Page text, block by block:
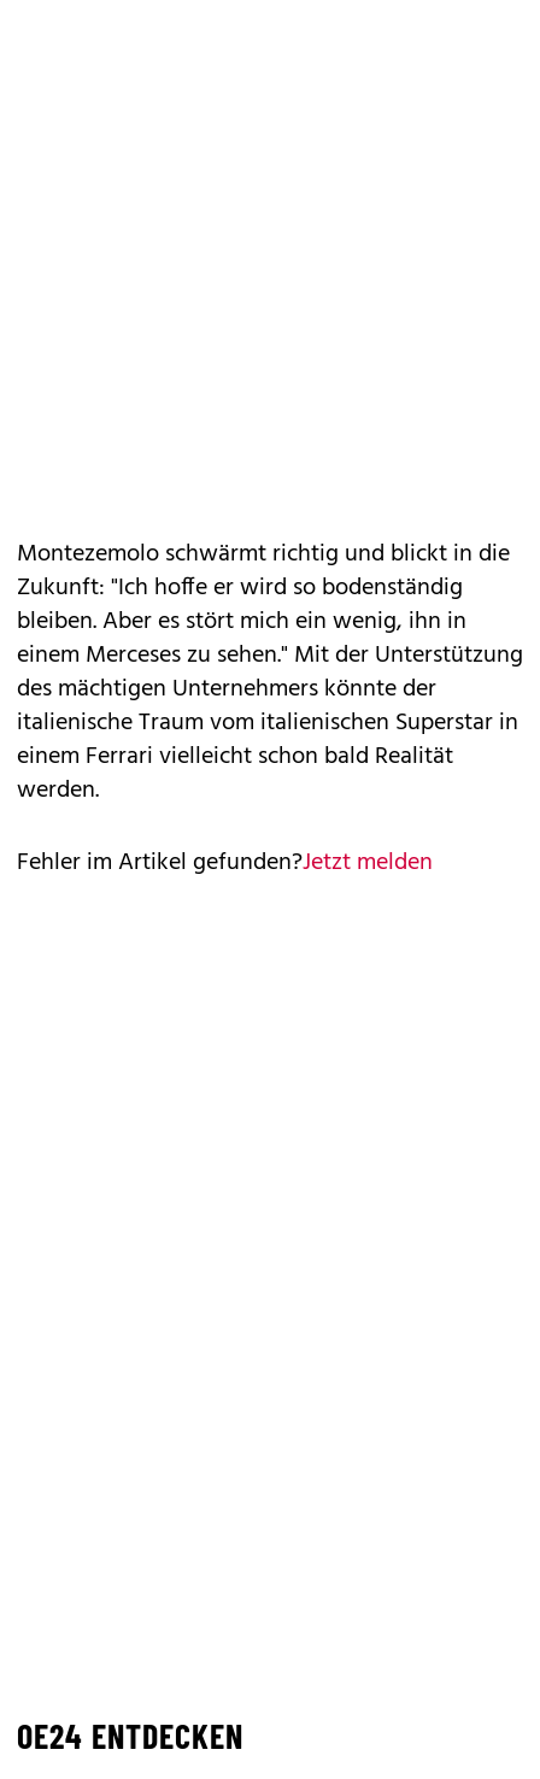
Montezemolo schwärmt richtig und blickt in die
Zukunft: "Ich hoffe er wird so bodenständig
bleiben. Aber es stört mich ein wenig, ihn in
einem Merceses zu sehen." Mit der Unterstützung
des mächtigen Unternehmers könnte der
italienische Traum vom italienischen Superstar in
einem Ferrari vielleicht schon bald Realität
werden.
Fehler im Artikel gefunden?Jetzt melden
OE24 ENTDECKEN